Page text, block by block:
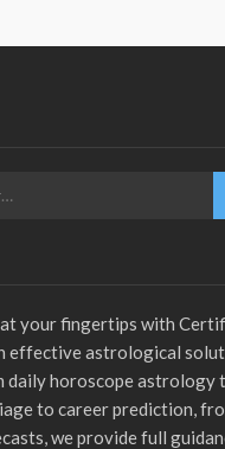
your fingertips with
effective astrological
daily horoscope astrology
to career prediction,
we provide full